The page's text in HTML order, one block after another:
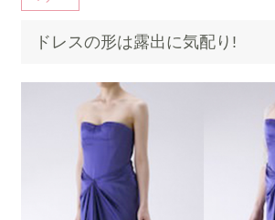
ドレスの形は露出に気配り!